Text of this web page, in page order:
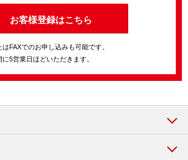
お客様登録はこちら
はFAXでのお申し込みも可能です。
に5営業日ほどいただきます。